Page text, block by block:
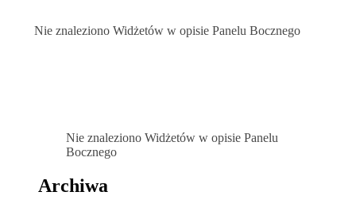
Nie znaleziono Widżetów w opisie Panelu Bocznego
Nie znaleziono Widżetów w opisie Panelu
Bocznego
Archiwa